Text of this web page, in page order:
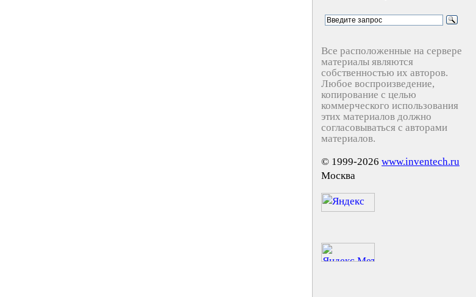
Все расположенные на сервере
материалы являются
собственностью их авторов.
Любое воспроизведение,
копирование с целью
коммерческого использования
этих материалов должно
согласовываться с авторами
материалов.
© 1999-2026 www.inventech.ru
Москва